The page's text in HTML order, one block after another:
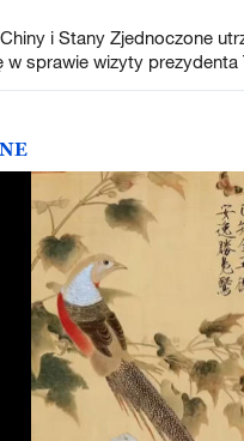
i Stany Zjednoczone
w sprawie wizyty prezydenta